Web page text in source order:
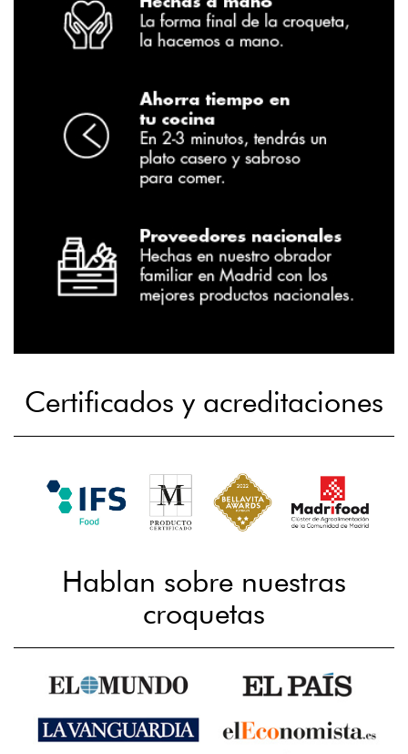
Certificados y acreditaciones
Hablan sobre nuestras
croquetas